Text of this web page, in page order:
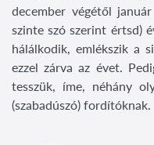
december végétől
szinte szó szerint értsd)
hálálkodik, emlékszik a
ezzel zárva az évet.
tesszük, íme, néhány
(szabadúszó) fordítóknak.